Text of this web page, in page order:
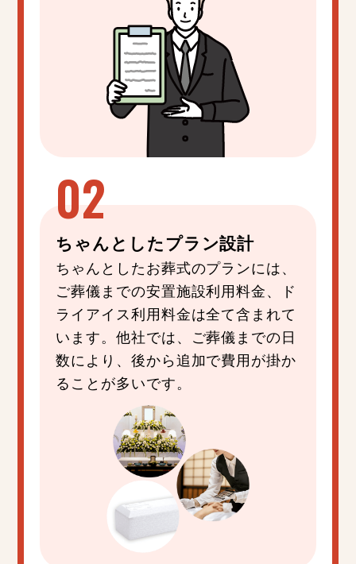
ちゃんと したプラン設計
ちゃんとしたお葬式のプランには、
ご葬儀までの安置施設利用料金、ド
ライアイス利用料金は全て含まれて
います。他社では、ご葬儀までの日
数により、後から追加で費用が掛か
ることが多いです。